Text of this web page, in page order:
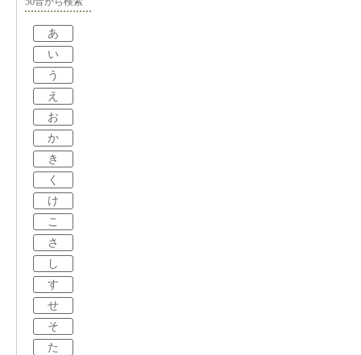
あ
い
う
え
お
か
き
く
け
こ
さ
し
す
せ
そ
た